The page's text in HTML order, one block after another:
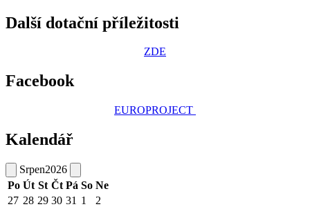
Další dotační příležitosti
ZDE
Facebook
EUROPROJECT
Kalendář
Srpen2026
Po Út St Čt Pá So Ne
27 28 29 30 31 1
2